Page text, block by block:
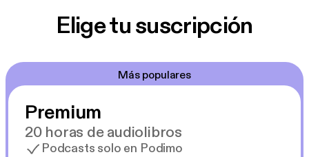
Elige tu suscripción
Más populares
Premium
20 horas de audiolibros
Podcasts solo en Podimo